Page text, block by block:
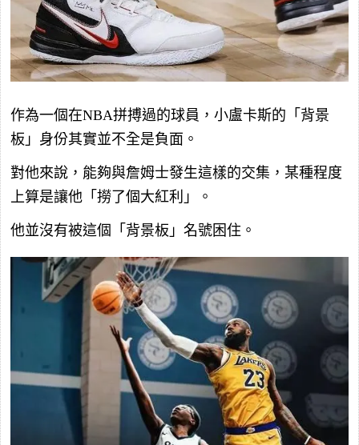
作為一個在NBA拼搏過的球員，小盧卡斯的「背景
板」身份其實並不全是負面。
對他來說，能夠與詹姆士發生這樣的交集，某種程度
上算是讓他「撈了個大紅利」。
他並沒有被這個「背景板」名號困住。